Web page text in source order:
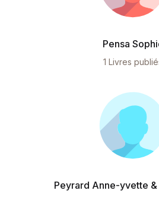
Pensa
1 Livres
Peyrard Anne-yvette